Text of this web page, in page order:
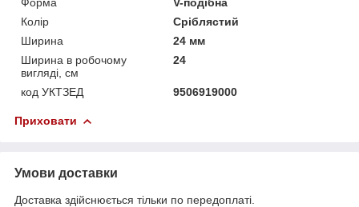
Колір
Сріблястий
Ширина
24 мм
Ширина в робочому
вигляді, см
24
код УКТЗЕД 9506919000
Приховати
Умови доставки
Доставка здійснюється тільки по передоплаті.